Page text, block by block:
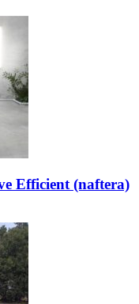
Efficient (naftera)